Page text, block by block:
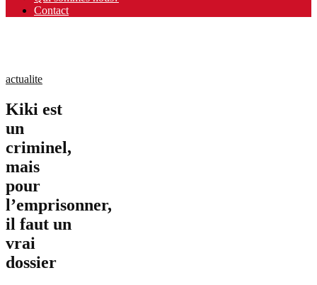
Contact
actualite
Kiki est
un
criminel,
mais
pour
l’emprisonner,
il faut un
vrai
dossier